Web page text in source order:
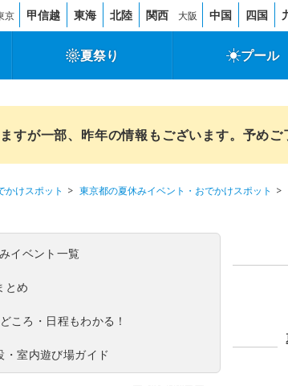
京 甲信越 東海 北陸 関西 大阪 中国 四国
夏祭り プール
すが一部、昨年の情報もございます。予めご
かけスポット 東京都の夏休みイベント・おでかけスポット
イベント一覧
とめ
ころ・日程もわかる！
室内遊び場ガイド